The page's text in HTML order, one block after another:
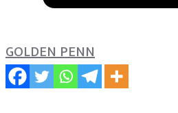
GOLDEN PENN